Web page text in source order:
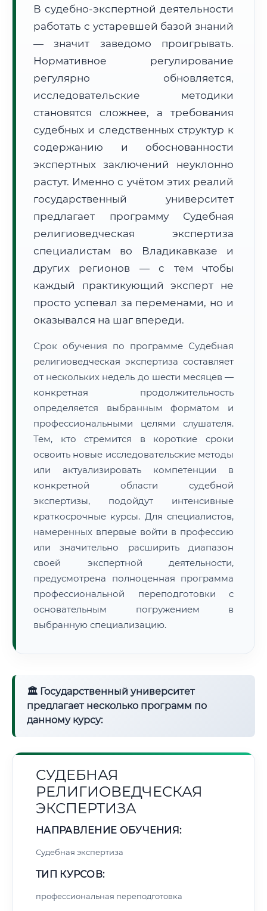
🗺️ Зона обслуживания: г. Владикавказ
Расчет логистики оригиналов:
• Маршрут транзита:
• Экспресс-доставка СДЭК / Почтой: 4–6 рабочих дней
📜 Документы и аккредитация ФИС ФРДО
🔍Нажмите на документ для увеличения и просмотра
В судебно-экспертной деятельности
работать с устаревшей базой знаний
— значит заведомо проигрывать.
Нормативное регулирование
регулярно обновляется,
исследовательские методики
становятся сложнее, а требования
судебных и следственных структур к
содержанию и обоснованности
экспертных заключений неуклонно
растут. Именно с учётом этих реалий
государственный университет
предлагает программу Судебная
религиоведческая экспертиза
специалистам во Владикавказе и
других регионов — с тем чтобы
каждый практикующий эксперт не
просто успевал за переменами, но и
оказывался на шаг впереди.
Срок обучения по программе Судебная
религиоведческая экспертиза составляет
от нескольких недель до шести месяцев —
конкретная продолжительность
определяется выбранным форматом и
профессиональными целями слушателя.
Тем, кто стремится в короткие сроки
освоить новые исследовательские методы
или актуализировать компетенции в
конкретной области судебной
экспертизы, подойдут интенсивные
краткосрочные курсы. Для специалистов,
намеренных впервые войти в профессию
или значительно расширить диапазон
своей экспертной деятельности,
предусмотрена полноценная программа
профессиональной переподготовки с
основательным погружением в
выбранную специализацию.
🏛 Государственный университет
предлагает несколько программ по
данному курсу:
СУДЕБНАЯ
РЕЛИГИОВЕДЧЕСКАЯ
ЭКСПЕРТИЗА
НАПРАВЛЕНИЕ ОБУЧЕНИЯ:
Судебная экспертиза
ТИП КУРСОВ:
профессиональная переподготовка